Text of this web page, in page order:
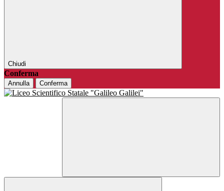
Chiudi
Conferma
Annulla Conferma